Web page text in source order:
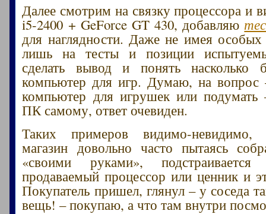
Далее смотрим на связку процессора и
i5-2400 + GeForce GT 430, добавляю
для наглядности. Даже не имея особых
лишь на тесты и позиции
сделать вывод и понять насколько
компьютер для игр. Думаю, на вопрос
компьютер для игрушек или
ПК самому, ответ очевиден.
Таких примеров видимо-невидимо,
магазин довольно часто пытаясь
«своими руками»,
продаваемый процессор или ценник и
Покупатель пришел, глянул – у соседа
вещь! – покупаю, а что там внутри